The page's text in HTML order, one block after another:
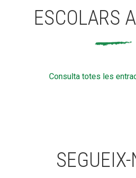
ESCOLARS
Consulta totes les